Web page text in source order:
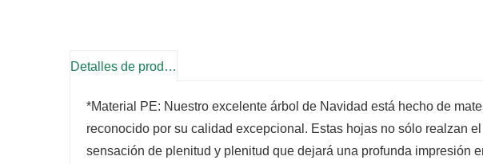
Detalles de producto
*Material PE: Nuestro excelente árbol de Navidad está hecho de
reconocido por su calidad excepcional. Estas hojas no sólo realzan
sensación de plenitud y plenitud que dejará una profunda impresión